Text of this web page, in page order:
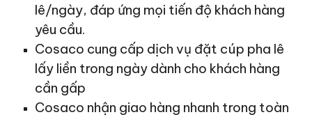
lê/ngày, đáp ứng mọi tiến độ khách hàng
yêu cầu.
Cosaco cung cấp dịch vụ đặt cúp pha lê
lấy liền trong ngày dành cho khách hàng
cần gấp
Cosaco nhận giao hàng nhanh trong toàn